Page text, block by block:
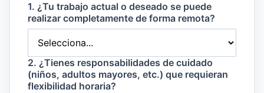
1. ¿Tu trabajo actual o deseado se puede
realizar completamente de forma remota?
2. ¿Tienes responsabilidades de cuidado
(niños, adultos mayores, etc.) que requieran
flexibilidad horaria?